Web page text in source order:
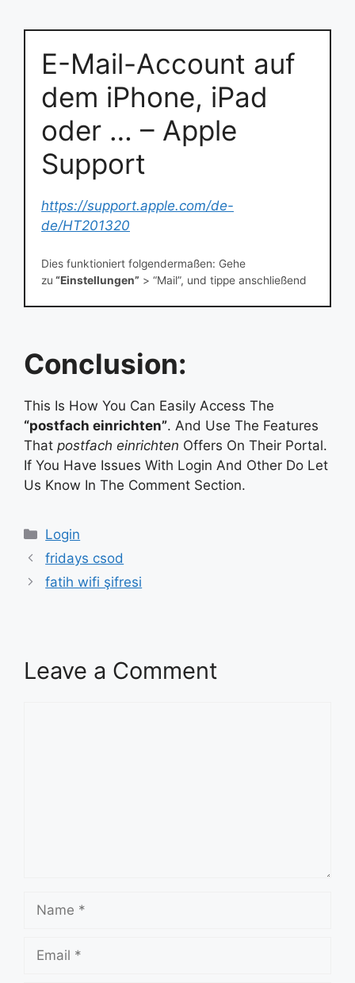
E-Mail-Account auf
dem iPhone, iPad
oder … – Apple
Support
https://support.apple.com/de-
de/HT201320
Dies funktioniert folgendermaßen: Gehe
zu “Einstellungen” > “Mail”, und tippe anschließend
Conclusion:
This Is How You Can Easily Access The
“postfach einrichten”. And Use The Features
That postfach einrichten Offers On Their Portal.
If You Have Issues With Login And Other Do Let
Us Know In The Comment Section.
Categories
Login
fridays csod
fatih wifi şifresi
Leave a Comment